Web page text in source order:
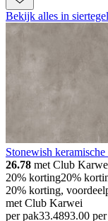
Bekijk alles in
Stonewish
26.78 met Club
20% korting20%
20% korting,
met Club Karwei
per pak33.4893.00 per